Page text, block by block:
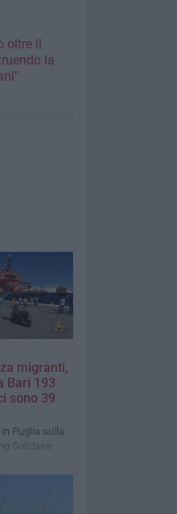
oltre il
la
migranti,
Bari 193
sono 39
Puglia sulla
Solidaire